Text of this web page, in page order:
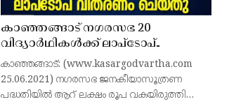
കാഞ്ഞങ്ങാട് നഗരസഭ 20
വിദ്യാര്‍ഥികള്‍ക്ക് ലാപ്‌ടോപ്
വിതരണം ചെയ്തു
കാഞ്ഞങ്ങാട്: (www.kasargodvartha.com
25.06.2021) നഗരസഭ ജനകീയാസൂത്രണ
പദ്ധതിയില്‍ ആറ് ലക്ഷം രൂപ വകയിരുത്തി